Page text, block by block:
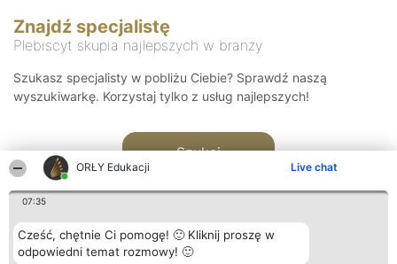
ORŁY Edukacji Live chat
07:35
Cześć, chętnie Ci pomogę! 🙂 Kliknij proszę w
odpowiedni temat rozmowy! 🙂
Znajdź specjalistę
Plebiscyt skupia najlepszych w branży
Szukasz specjalisty w pobliżu Ciebie? Sprawdź naszą
wyszukiwarkę. Korzystaj tylko z usług najlepszych!
Szukaj